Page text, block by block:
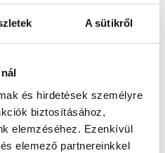
A sütikről
és hirdetések személyre
biztosításához,
elemzéséhez. Ezenkívül
elemező partnereinkkel
orvosi oklevéllel rendelkező
szakképesítés
vesz részt. Ezen orvosok által
tevékenységért teljes
A foglaljorvost.hu